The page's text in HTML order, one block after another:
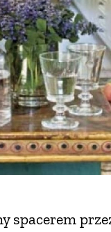
spacerem